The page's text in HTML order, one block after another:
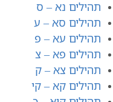
תהילים נא – ס
תהילים סא – ע
תהילים עא – פ
תהילים פא – צ
תהילים צא – ק
תהילים קא – קי